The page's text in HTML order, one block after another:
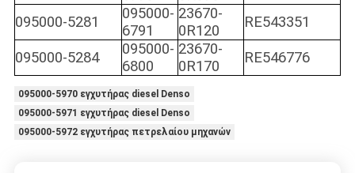
095000-5281
095000-
6791
23670-
0R120
RE543351
095000-5284
095000-
6800
23670-
0R170
RE546776
095000-5970 εγχυτήρας diesel Denso
095000-5971 εγχυτήρας diesel Denso
095000-5972 εγχυτήρας πετρελαίου μηχανών